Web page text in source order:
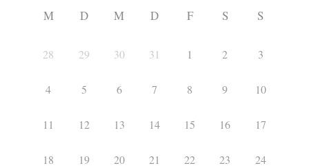
M D M D F S S
28 29 30 31 1 2 3
4 5 6 7 8 9 10
11 12 13 14 15 16 17
18 19 20 21 22 23 24